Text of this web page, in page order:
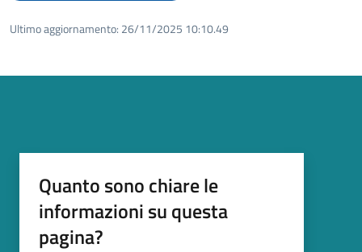
Ultimo aggiornamento: 26/11/2025 10:10.49
Quanto sono chiare le
informazioni su questa
pagina?